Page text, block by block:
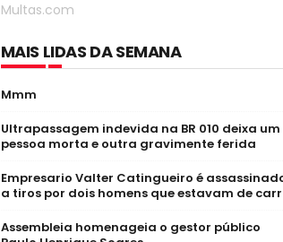
Multas.com
MAIS LIDAS DA SEMANA
Mmm
Ultrapassagem indevida na BR 010 deixa um
pessoa morta e outra gravimente ferida
Empresario Valter Catingueiro é
a tiros por dois homens que estavam de
Assembleia homenageia o gestor público